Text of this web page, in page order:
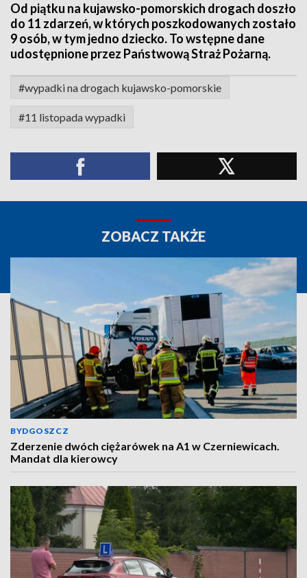
Od piątku na kujawsko-pomorskich drogach doszło
do 11 zdarzeń, w których poszkodowanych zostało
9 osób, w tym jedno dziecko. To wstępne dane
udostępnione przez Państwową Straż Pożarną.
#wypadki na drogach kujawsko-pomorskie
#11 listopada wypadki
ZOBACZ TAKŻE
BYDGOSZCZ
Zderzenie dwóch ciężarówek na A1 w Czerniewicach.
Mandat dla kierowcy